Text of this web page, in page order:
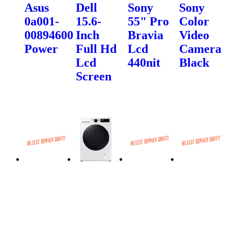
Asus
0a001-
00894600
Power
Dell
15.6-
Inch
Full Hd
Lcd
Screen
Sony
55" Pro
Bravia
Lcd
440nit
Sony
Color
Video
Camera
Black